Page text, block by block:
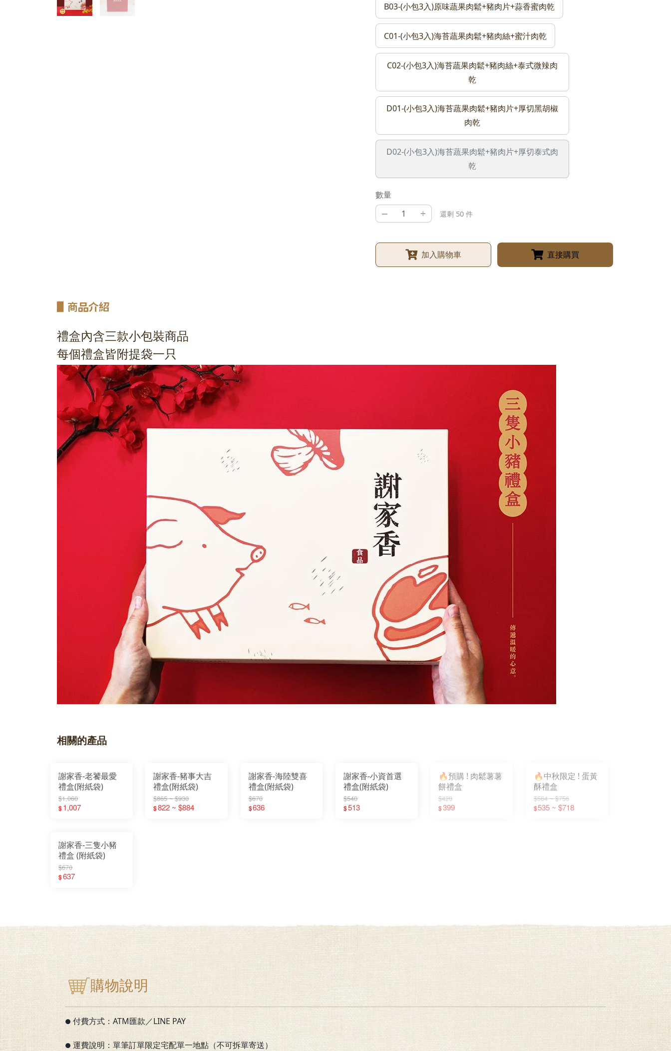
B03-(小包3入)原味蔬果肉鬆+豬肉片+蒜香蜜肉乾
C01-(小包3入)海苔蔬果肉鬆+豬肉絲+蜜汁肉乾
C02-(小包3入)海苔蔬果肉鬆+豬肉絲+泰式微辣肉
乾
D01-(小包3入)海苔蔬果肉鬆+豬肉片+厚切黑胡椒
肉乾
D02-(小包3入)海苔蔬果肉鬆+豬肉片+厚切泰式肉
乾
數量
– + 還剩 50 件
加入購物車 直接購買
商品介紹
禮盒內含三款小包裝商品
每個禮盒皆附提袋一只
相關的產品
謝家香-老饕最愛
禮盒(附紙袋)
$1,060
$1,007
謝家香-豬事大吉
禮盒(附紙袋)
$865 ~ $930
$822 ~ $884
謝家香-海陸雙喜
禮盒(附紙袋)
$670
$636
謝家香-小資首選
禮盒(附紙袋)
$540
$513
🔥預購 ! 肉鬆薯薯
餅禮盒
$420
$399
🔥中秋限定 ! 蛋黃
酥禮盒
$564 ~ $756
$535 ~ $718
謝家香-三隻小豬
禮盒 (附紙袋)
$670
$637
購物說明
● 付費方式：ATM匯款／LINE PAY
● 運費說明：單筆訂單限定宅配單一地點（不可拆單寄送）